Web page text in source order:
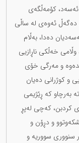
ئەسەد، کۆمەڵگەی
دەگەڵ ئەوەی لە ساڵی
دەدا، بەڵام
خەڵكی ناڕازیی
و مەرگی خۆی
و كوژرانی دەیان
بەرچاو كە ڕێژیمی
كردبن، كەچی لەپڕ
و دڕۆن و
سنووری سووریە و